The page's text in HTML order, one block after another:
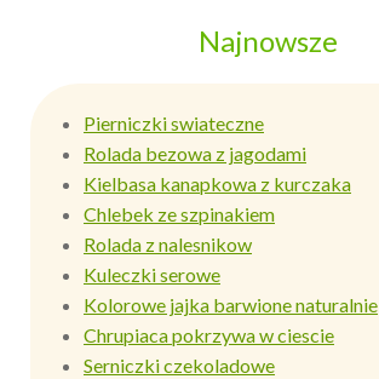
Najnowsze
Pierniczki swiateczne
Rolada bezowa z jagodami
Kielbasa kanapkowa z kurczaka
Chlebek ze szpinakiem
Rolada z nalesnikow
Kuleczki serowe
Kolorowe jajka barwione naturalnie
Chrupiaca pokrzywa w ciescie
Serniczki czekoladowe